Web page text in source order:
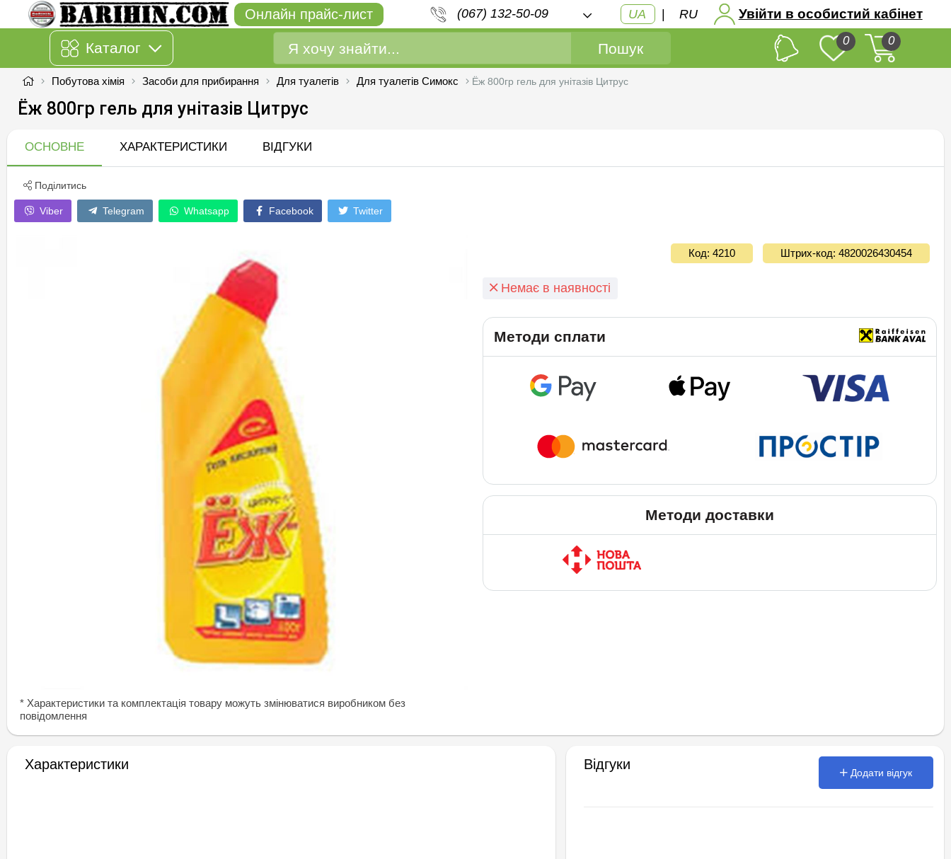
Онлайн прайс-лист (067) 132-50-09 UA | RU Увійти в особистий кабінет
Каталог Пошук 0 0
Побутова хімія Засоби для прибирання Для туалетів Для туалетів Симокс Ёж 800гр гель для унітазів Цитрус
Ёж 800гр гель для унітазів Цитрус
ОСНОВНЕ ХАРАКТЕРИСТИКИ ВІДГУКИ
Поділитись
Viber Telegram Whatsapp Facebook Twitter
* Характеристики та комплектація товару можуть змінюватися виробником без
повідомлення
Код: 4210 Штрих-код: 4820026430454
Немає в наявності
Методи сплати
Методи доставки
Характеристики Відгуки
Додати відгук